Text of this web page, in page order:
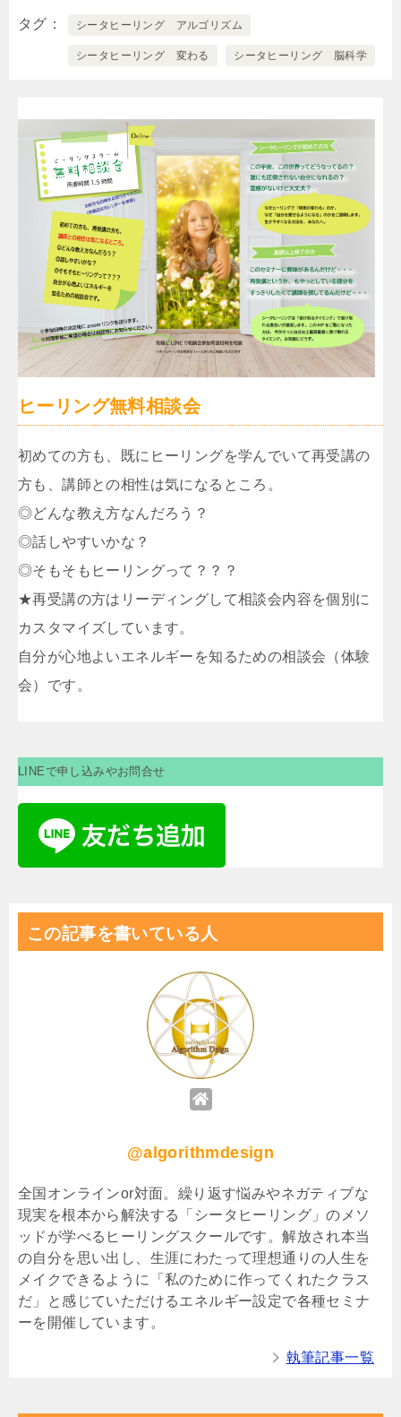
タグ シータヒーリング アルゴリズム
シータヒーリング 変わる シータヒーリング 脳科学
ヒーリング無料相談会
初めての方も、既にヒーリングを学んでいて再受講の
方も、講師との相性は気になるところ。
◎どんな教え方なんだろう？
◎話しやすいかな？
◎そもそもヒーリングって？？？
★再受講の方はリーディングして相談会内容を個別に
カスタマイズしています。
自分が心地よいエネルギーを知るための相談会（体験
会）です。
LINEで申し込みやお問合せ
この記事を書いている人
@algorithmdesign
全国オンラインor対面。繰り返す悩みやネガティブな
現実を根本から解決する「シータヒーリング」のメソ
ッドが学べるヒーリングスクールです。解放され本当
の自分を思い出し、生涯にわたって理想通りの人生を
メイクできるように「私のために作ってくれたクラス
だ」と感じていただけるエネルギー設定で各種セミナ
ーを開催しています。
執筆記事一覧